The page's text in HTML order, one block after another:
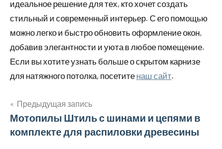
идеальное решение для тех, кто хочет создать
стильный и современный интерьер. С его помощью
можно легко и быстро обновить оформление окон,
добавив элегантности и уюта в любое помещение.
Если вы хотите узнать больше о скрытом карнизе
для натяжного потолка, посетите наш сайт.
Навигация
по
Предыдущая запись
Мотопилы Штиль с шинами и цепями в
комплекте для распиловки древесины